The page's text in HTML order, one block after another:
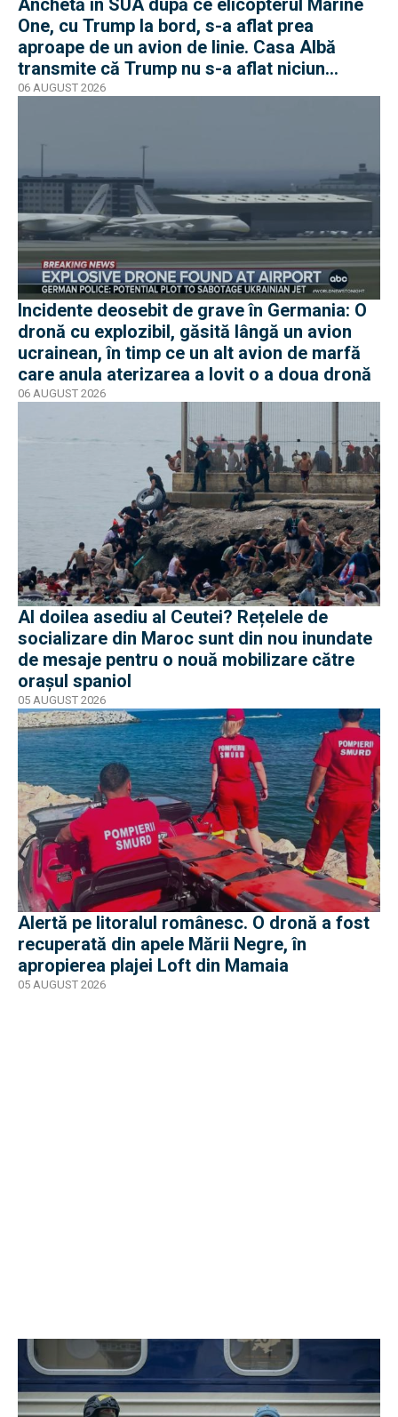
One, cu Trump la bord, s-a aflat prea
aproape de un avion de linie. Casa Albă
transmite că Trump nu s-a aflat niciun
moment în pericol
06 AUGUST 2026
Incidente deosebit de grave în Germania: O
dronă cu explozibil, găsită lângă un avion
ucrainean, în timp ce un alt avion de marfă
care anula aterizarea a lovit o a doua dronă
06 AUGUST 2026
Al doilea asediu al Ceutei? Rețelele de
socializare din Maroc sunt din nou inundate
de mesaje pentru o nouă mobilizare către
orașul spaniol
05 AUGUST 2026
Alertă pe litoralul românesc. O dronă a fost
recuperată din apele Mării Negre, în
apropierea plajei Loft din Mamaia
05 AUGUST 2026